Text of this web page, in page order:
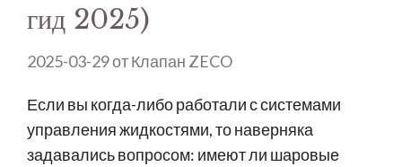
гид 2025)
2025-03-29отКлапан ZECO
Если вы когда-либо работали с системами
управления жидкостями, то наверняка
задавались вопросом: имеют ли шаровые